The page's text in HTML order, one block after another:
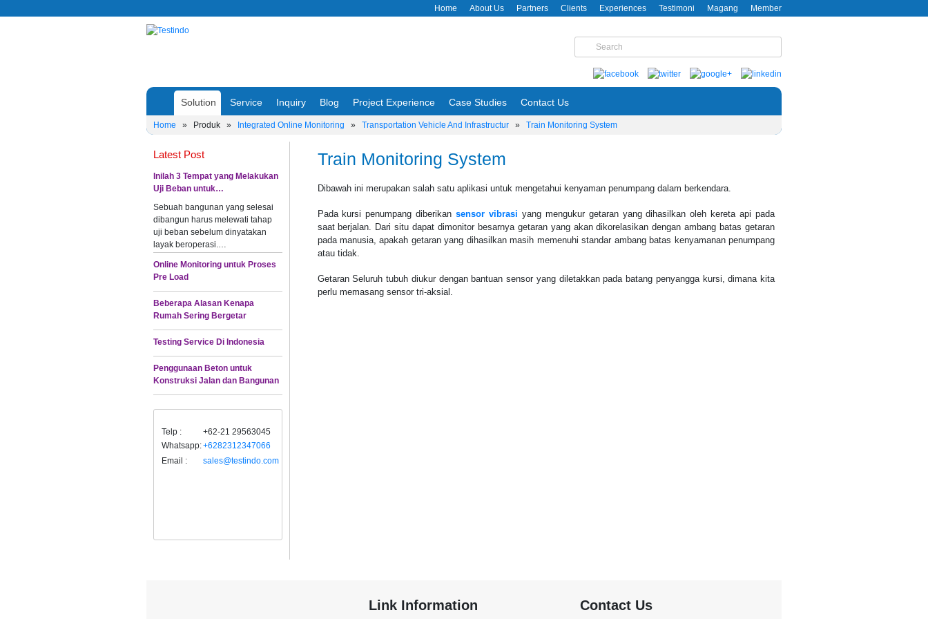
Home About Us Partners Clients Experiences Testimoni Magang Member
Solution Service Inquiry Blog Project Experience Case Studies Contact Us
Home » Produk » Integrated Online Monitoring » Transportation Vehicle And Infrastructur » Train Monitoring System
Latest Post
Inilah 3 Tempat yang Melakukan
Uji Beban untuk…
Sebuah bangunan yang selesai
dibangun harus melewati tahap
uji beban sebelum dinyatakan
layak beroperasi.…
Online Monitoring untuk Proses
Pre Load
Beberapa Alasan Kenapa
Rumah Sering Bergetar
Testing Service Di Indonesia
Penggunaan Beton untuk
Konstruksi Jalan dan Bangunan
Telp :
+62-21 29563045
Whatsapp:+6282312347066
Email :
sales@testindo.com
Train Monitoring System
Dibawah ini merupakan salah satu aplikasi untuk mengetahui kenyaman penumpang dalam berkendara.
Pada kursi penumpang diberikansensor vibrasi yang mengukur getaran yang dihasilkan oleh kereta api pada
saat berjalan. Dari situ dapat dimonitor besarnya getaran yang akan dikorelasikan dengan ambang batas getaran
pada manusia, apakah getaran yang dihasilkan masih memenuhi standar ambang batas kenyamanan penumpang
atau tidak.
Getaran Seluruh tubuh diukur dengan bantuan sensor yang diletakkan pada batang penyangga kursi, dimana kita
perlu memasang sensor tri-aksial.
Link Information Contact Us